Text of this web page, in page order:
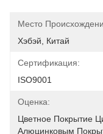
Место
Хэбэй, Китай
Сертификация:
ISO9001
Оценка:
Цветное Покрытие
Алюцинковым